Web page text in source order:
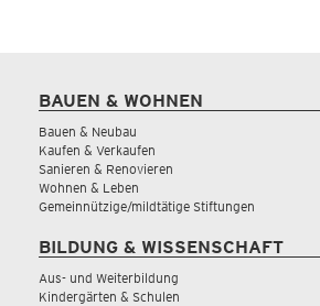
BAUEN & WOHNEN
Bauen & Neubau
Kaufen & Verkaufen
Sanieren & Renovieren
Wohnen & Leben
Gemeinnützige/mildtätige Stiftungen
BILDUNG & WISSENSCHAFT
Aus- und Weiterbildung
Kindergärten & Schulen